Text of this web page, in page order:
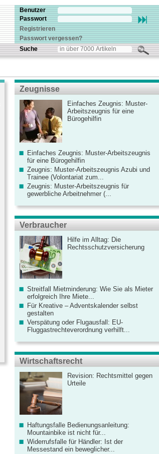
Benutzer
Passwort
Registrieren
Passwort vergessen?
Suche
Zeugnisse
Einfaches Zeugnis: Muster-
Arbeitszeugnis für eine
Bürogehilfin
Einfaches Zeugnis: Muster-Arbeitszeugnis
für eine Bürogehilfin
Zeugnis: Muster-Arbeitszeugnis Azubi und
Trainee (Volontariat zum...
Zeugnis: Muster-Arbeitszeugnis für
gewerbliche Arbeitnehmer (...
Verbraucher
Hilfe im Alltag: Die
Rechtsschutzversicherung
Streitfall Mietminderung: Wie Sie als Mieter
erfolgreich Ihre Miete...
Für Kreative – Adventskalender selbst
gestalten
Verspätung oder Flugausfall: EU-
Fluggastrechteverordnung verhilft...
Wirtschaftsrecht
Revision: Rechtsmittel gegen
Urteile
Haftungsfalle Bedienungsanleitung:
Mountainbike ist nicht für...
Widerrufsfalle für Händler: Ist der
Messestand ein beweglicher...